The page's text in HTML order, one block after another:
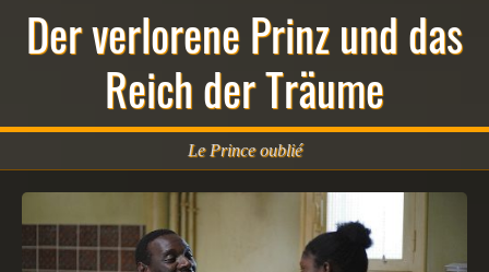
Der verlorene Prinz und das
Reich der Träume
Le Prince oublié